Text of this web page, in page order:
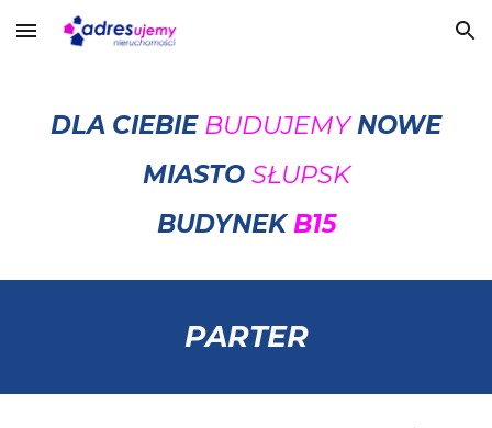
Skip to main content Skip to navigation
DLA CIEBIEBUDUJEMYNOWE
MIASTO SŁUPSK
BUDYNEKB15
PARTER